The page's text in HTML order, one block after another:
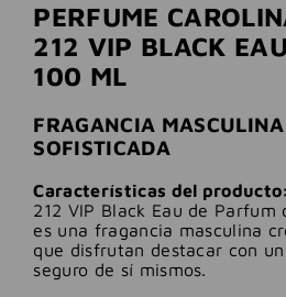
PERFUME
212 VIP BLACK
100 ML
FRAGANCIA
SOFISTICADA
Características del producto:
212 VIP Black Eau de Parfum
es una fragancia masculina
que disfrutan destacar con
seguro de sí mismos.